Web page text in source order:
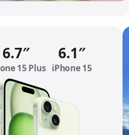
6.7″
15 PlusRefer to legal
6.1″
iPhone 15 Refer